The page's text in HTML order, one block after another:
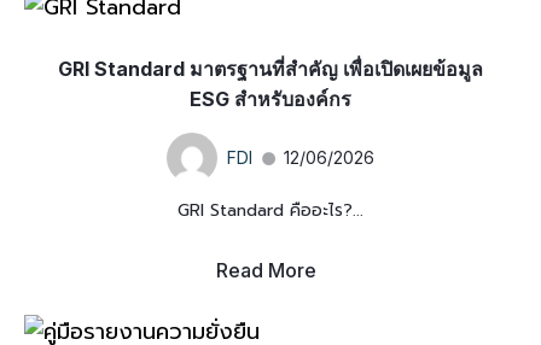
GRI Standard มาตรฐานที่สำคัญ เพื่อเปิดเผยข้อมูล
ESG สำหรับองค์กร
FDI 12/06/2026
GRI Standard คืออะไร?...
Read More